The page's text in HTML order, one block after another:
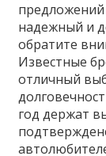
надежный и
обратите
Известные
отличный
год держат